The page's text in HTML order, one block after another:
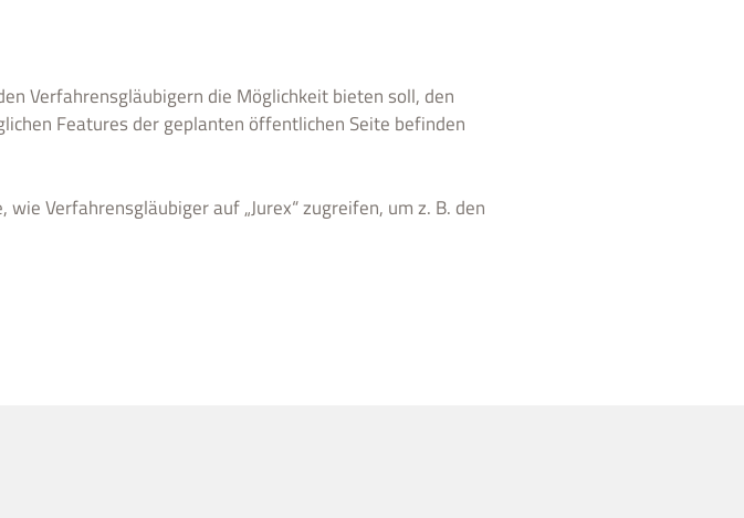
Verfahrensgläubigern die Möglichkeit bieten soll, den
Features der geplanten öffentlichen Seite befinden
Verfahrensgläubiger auf „Jurex“ zugreifen, um z. B. den